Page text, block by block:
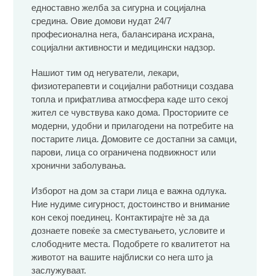
едноставно желба за сигурна и социјална
средина. Овие домови нудат 24/7
професионална нега, балансирана исхрана,
социјални активности и медицински надзор.
Нашиот тим од негуватели, лекари,
физиотерапевти и социјални работници создава
топла и прифатлива атмосфера каде што секој
жител се чувствува како дома. Просториите се
модерни, удобни и прилагодени на потребите на
постарите лица. Домовите се достапни за самци,
парови, лица со ограничена подвижност или
хронични заболувања.
Изборот на дом за стари лица е важна одлука.
Ние нудиме сигурност, достоинство и внимание
кон секој поединец. Контактирајте нè за да
дознаете повеќе за сместувањето, условите и
слободните места. Подобрете го квалитетот на
животот на вашите најблиски со нега што ја
заслужуваат.